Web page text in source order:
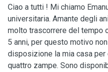
Ciao a tutti ! Mi chiamo
universitaria. Amante degli
molto trascorrere del tempo
5 anni, per questo motivo
disposizione la mia casa
quattro zampe. Sono